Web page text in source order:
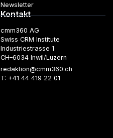
Newsletter
Kontakt
cmm360 AG
Swiss CRM Institute
Industriestrasse 1
CH–6034 Inwil/Luzern
redaktion@cmm360.ch
T: +41 44 419 22 01